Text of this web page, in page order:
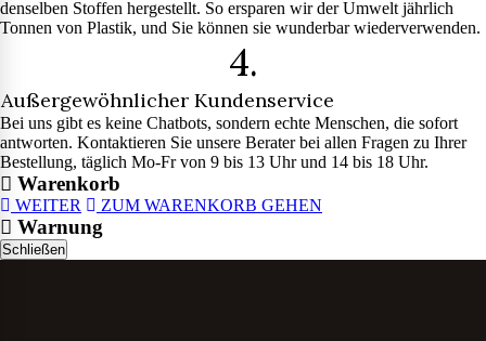
denselben Stoffen hergestellt. So ersparen wir der Umwelt jährlich
Tonnen von Plastik, und Sie können sie wunderbar wiederverwenden.
4.
Außergewöhnlicher Kundenservice
Bei uns gibt es keine Chatbots, sondern echte Menschen, die sofort
antworten. Kontaktieren Sie unsere Berater bei allen Fragen zu Ihrer
Bestellung, täglich Mo-Fr von 9 bis 13 Uhr und 14 bis 18 Uhr.
Warenkorb
WEITER ZUM WARENKORB GEHEN
Warnung
Schließen